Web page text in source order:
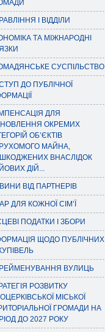
І ВІДДІЛИ
ТА МІЖНАРОДНІ
СУСПІЛЬСТВО
ДО ПУБЛІЧНОЇ
ДЛЯ
ОКРЕМИХ
ОБ’ЄКТІВ
МАЙНА,
ВНАСЛІДОК
ДІЙ...
ВІД ПАРТНЕРІВ
ДЛЯ КОЖНОЇ СІМ’Ї
ПОДАТКИ І ЗБОРИ
ЩОДО ПУБЛІЧНИХ
ВУЛИЦЬ
РОЗВИТКУ
МІСЬКОЇ
ГРОМАДИ НА
ДО 2027 РОКУ